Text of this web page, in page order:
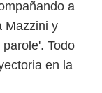
a
Mazzini y
Todo
en la